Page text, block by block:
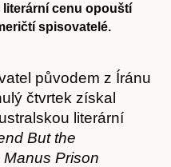
cenu opouští
spisovatelé.
původem z Íránu
čtvrtek získal
literární
But the
Prison